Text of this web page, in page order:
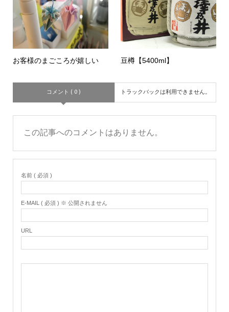
お客様のまごころが嬉しい 豆樽【5400ml】
コメント ( 0 ) トラックバックは利用できません。
この記事へのコメントはありません。
名前 ( 必須 )
E-MAIL ( 必須 ) ※ 公開されません
URL